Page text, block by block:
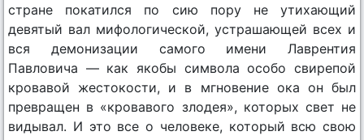
стране покатился по сию пору не утихающий
девятый вал мифологической, устрашающей всех и
вся демонизации самого имени Лаврентия
Павловича — как якобы символа особо свирепой
кровавой жестокости, и в мгновение ока он был
превращен в «кровавого злодея», которых свет не
видывал. И это все о человеке, который всю свою